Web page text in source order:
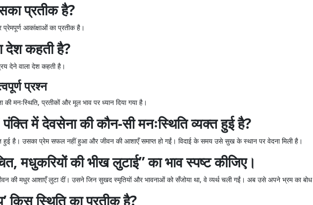
प्रतीक है?
आकांक्षाओं का प्रतीक है।
देश कहती है?
देने वाला देश कहती है।
प्रश्न
प्रतीकों और मूल भाव पर ध्यान दिया गया है।
पंक्ति में देवसेना की कौन-सी मनःस्थिति व्यक्त हुई है?
हुई है। उसका प्रेम सफल नहीं हुआ और जीवन की आशाएँ समाप्त हो गईं। विदाई के समय उसे सुख के स्थान पर वेदना मिली है।
मधुकरियों की भीख लुटाई” का भाव स्पष्ट कीजिए।
की मधुर आशाएँ लुटा दीं। उसने जिन सुखद स्मृतियों और भावनाओं को सँजोया था, वे व्यर्थ चली गईं। अब उसे अपने भ्रम का बोध
किस स्थिति का प्रतीक है?